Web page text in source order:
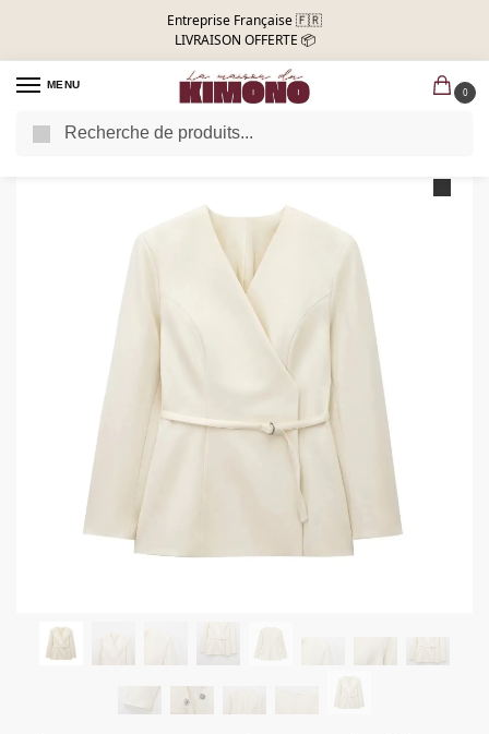
Entreprise Française 🇫🇷
LIVRAISON OFFERTE 📦
MENU
0
/ Kimono Femme / Kimono Femme Chic